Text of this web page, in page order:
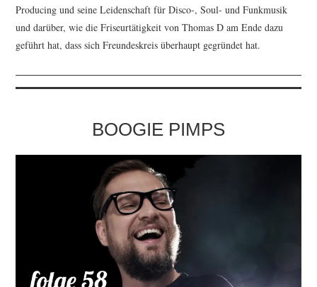
Producing und seine Leidenschaft für Disco-, Soul- und Funkmusik
und darüber, wie die Friseurtätigkeit von Thomas D am Ende dazu
geführt hat, dass sich Freundeskreis überhaupt gegründet hat.
BOOGIE PIMPS